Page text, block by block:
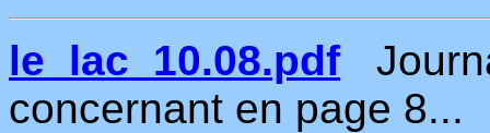
le_lac_10.08.pdf
concernant en page 8...